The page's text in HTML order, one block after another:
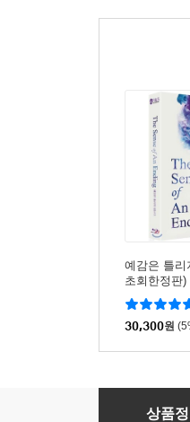
예감은 틀리
초회한정판)
30,300원
울지마 톤즈
상품